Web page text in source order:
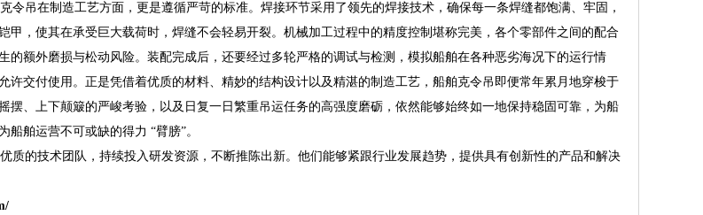
令吊在制造工艺方面，更是遵循严苛的标准。焊接环节采用了领先的焊接技术，确保每一条焊缝都饱满、牢固，
甲，使其在承受巨大载荷时，焊缝不会轻易开裂。机械加工过程中的精度控制堪称完美，各个零部件之间的配合
的额外磨损与松动风险。装配完成后，还要经过多轮严格的调试与检测，模拟船舶在各种恶劣海况下的运行情
许交付使用。正是凭借着优质的材料、精妙的结构设计以及精湛的制造工艺，船舶克令吊即便常年累月地穿梭于
摆、上下颠簸的严峻考验，以及日复一日繁重吊运任务的高强度磨砺，依然能够始终如一地保持稳固可靠，为船
舶运营不可或缺的得力 “臂膀”。
质的技术团队，持续投入研发资源，不断推陈出新。他们能够紧跟行业发展趋势，提供具有创新性的产品和解决